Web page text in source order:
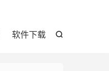

软件下载